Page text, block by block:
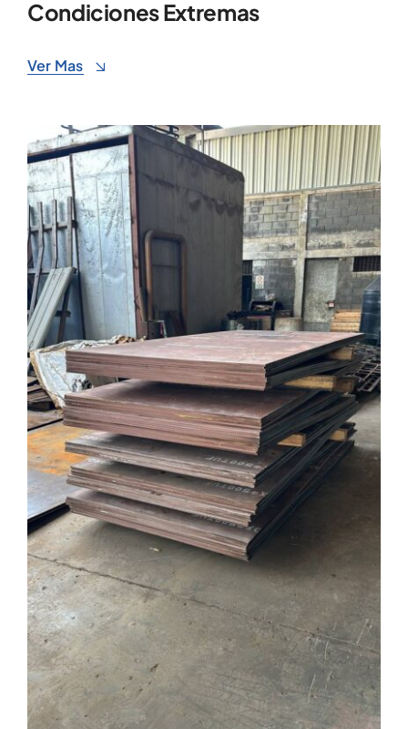
Condiciones Extremas
Ver Mas